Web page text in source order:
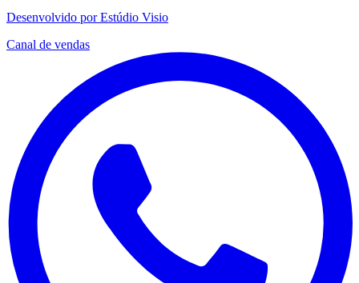
Desenvolvido por Estúdio Visio
Canal de vendas